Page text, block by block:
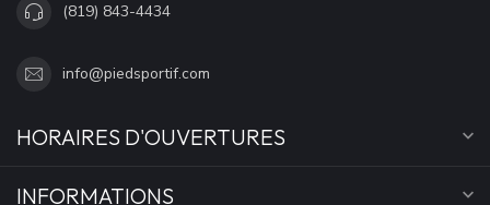
(819) 843-4434
info@piedsportif.com
HORAIRES D'OUVERTURES
INFORMATIONS